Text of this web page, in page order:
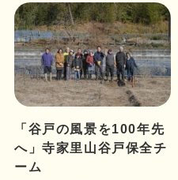
「谷戸の風景を100年先
へ」寺家里山谷戸保全チ
ーム